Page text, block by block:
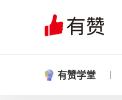
有赞学堂